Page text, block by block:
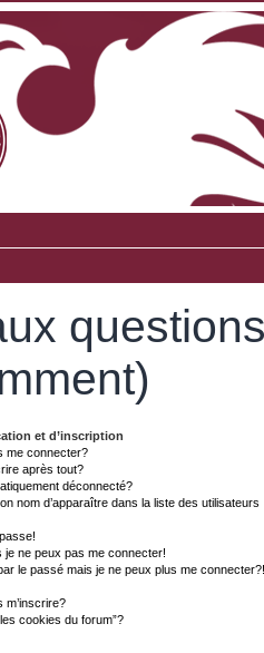
et d’inscription
me connecter?
après tout?
déconnecté?
nom d’apparaître dans la liste des utilisateurs
ne peux pas me connecter!
le passé mais je ne peux plus me connecter?!
m’inscrire?
cookies du forum”?